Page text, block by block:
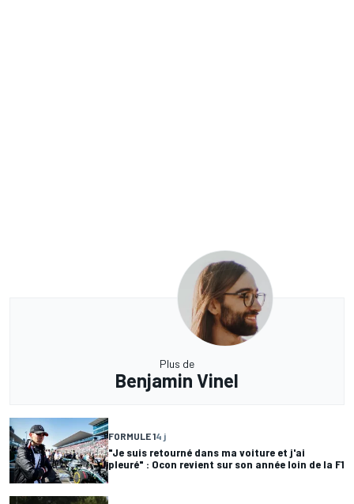
Plus de
Benjamin Vinel
FORMULE 14 j
"Je suis retourné dans ma voiture et j'ai
pleuré" : Ocon revient sur son année loin de la F1